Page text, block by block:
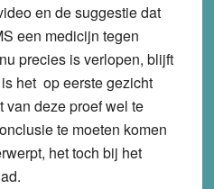
en de suggestie dat
een medicijn tegen
precies is verlopen, blijft
het op eerste gezicht
deze proef wel te
te moeten komen
het toch bij het